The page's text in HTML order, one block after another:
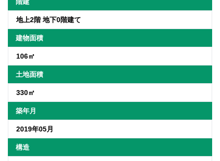
地上2階 地下0階建て
建物面積
106㎡
土地面積
330㎡
築年月
2019年05月
構造